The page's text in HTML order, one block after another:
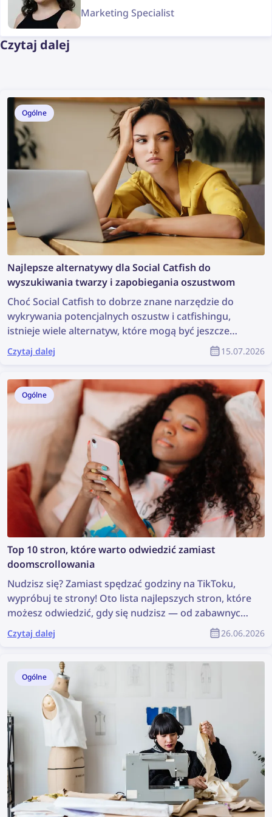
Marketing Specialist
Czytaj dalej
Ogólne
Najlepsze alternatywy dla Social Catfish do
wyszukiwania twarzy i zapobiegania oszustwom
Choć Social Catfish to dobrze znane narzędzie do
wykrywania potencjalnych oszustw i catfishingu,
istnieje wiele alternatyw, które mogą być jeszcze
skuteczniejsze. Sprawdź najlepsze alternatywy dla
Social Catfish do wyszukiwania twarzy i zapobiegania
Czytaj dalej 15.07.2026
Ogólne
Top 10 stron, które warto odwiedzić zamiast
doomscrollowania
Nudzisz się? Zamiast spędzać godziny na TikToku,
wypróbuj te strony! Oto lista najlepszych stron, które
możesz odwiedzić, gdy się nudzisz — od zabawnych
gier po eksplorowanie internetu.
Czytaj dalej 26.06.2026
Ogólne